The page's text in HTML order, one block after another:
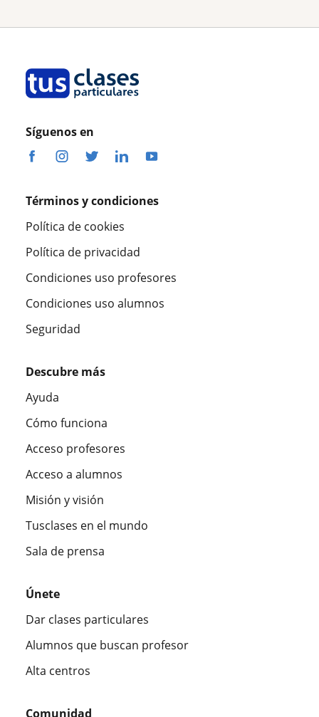
Síguenos en
Términos y condiciones
Política de cookies
Política de privacidad
Condiciones uso profesores
Condiciones uso alumnos
Seguridad
Descubre más
Ayuda
Cómo funciona
Acceso profesores
Acceso a alumnos
Misión y visión
Tusclases en el mundo
Sala de prensa
Únete
Dar clases particulares
Alumnos que buscan profesor
Alta centros
Comunidad